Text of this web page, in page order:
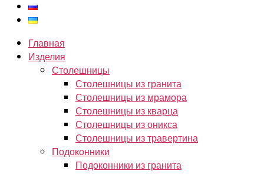
Главная
Изделия
Столешницы
Столешницы из гранита
Столешницы из мрамора
Столешницы из кварца
Столешницы из оникса
Столешницы из травертина
Подоконники
Подоконники из гранита